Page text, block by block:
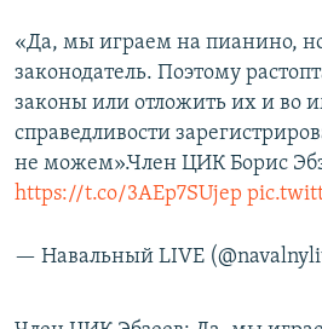
«Да, мы играем на пианино,
законодатель. Поэтому
законы или отложить их и во
справедливости
не можем».Член ЦИК Борис
https://t.co/3AEp7SUjep
— Навальный LIVE